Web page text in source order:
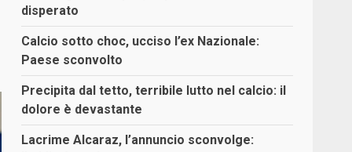
disperato
Calcio sotto choc, ucciso l’ex Nazionale:
Paese sconvolto
Precipita dal tetto, terribile lutto nel calcio: il
dolore è devastante
Lacrime Alcaraz, l’annuncio sconvolge: